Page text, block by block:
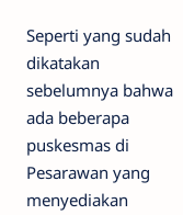
Seperti yang sudah
dikatakan
sebelumnya bahwa
ada beberapa
puskesmas di
Pesarawan yang
menyediakan